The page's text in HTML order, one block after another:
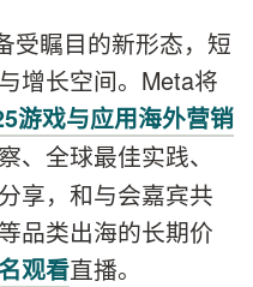
受瞩目的新形态，短
增长空间。Meta将
游戏与应用海外营销
、全球最佳实践、
享，和与会嘉宾共
品类出海的长期价
观看直播。